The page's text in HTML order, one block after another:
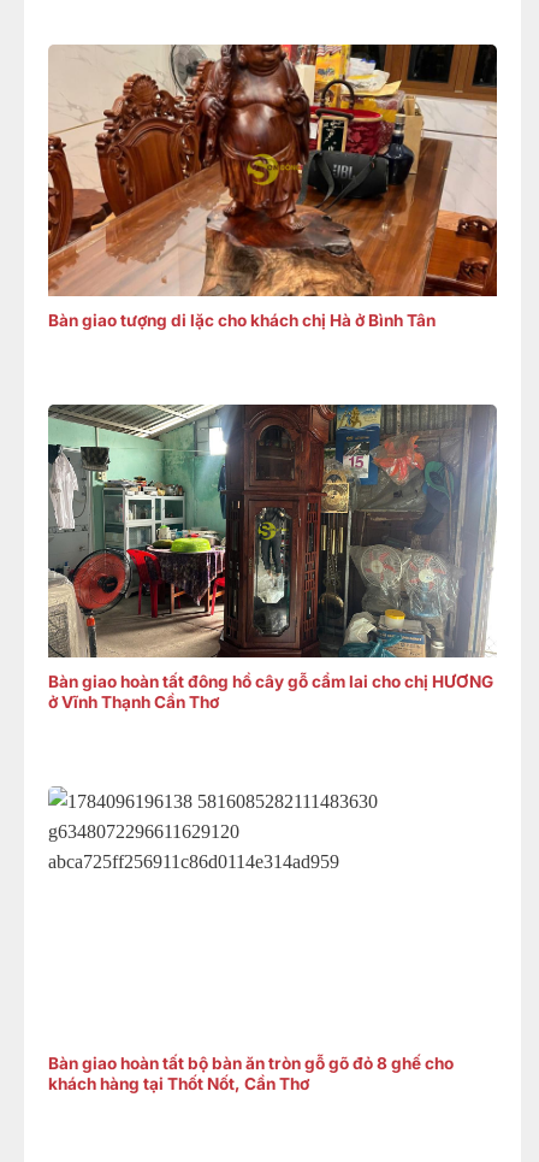
Bàn giao tượng di lặc cho khách chị Hà ở Bình Tân
Bàn giao hoàn tất đông hồ cây gỗ cẩm lai cho chị HƯƠNG
ở Vĩnh Thạnh Cần Thơ
Bàn giao hoàn tất bộ bàn ăn tròn gỗ gõ đỏ 8 ghế cho
khách hàng tại Thốt Nốt, Cần Thơ